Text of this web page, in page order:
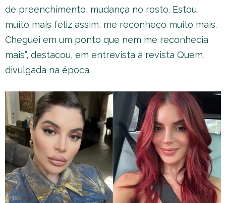
de preenchimento, mudança no rosto. Estou
muito mais feliz assim, me reconheço muito mais.
Cheguei em um ponto que nem me reconhecia
mais”, destacou, em entrevista à revista Quem,
divulgada na época.